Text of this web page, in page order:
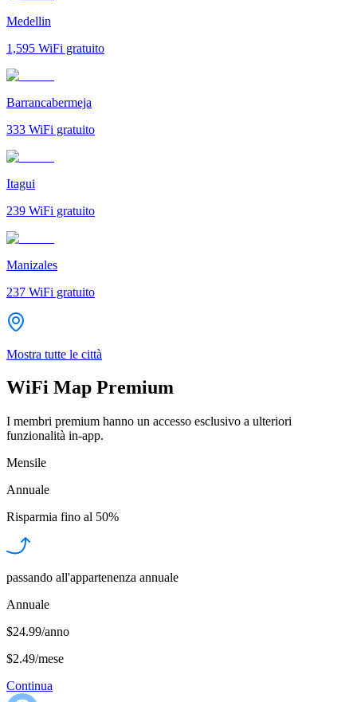
Medellin
1,595 WiFi gratuito
Barrancabermeja
333 WiFi gratuito
Itagui
239 WiFi gratuito
Manizales
237 WiFi gratuito
Mostra tutte le città
WiFi Map Premium
I membri premium hanno un accesso esclusivo a ulteriori
funzionalità in-app.
Mensile
Annuale
Risparmia fino al 50%
passando all'appartenenza annuale
Annuale
$24.99/anno
$2.49/mese
Continua